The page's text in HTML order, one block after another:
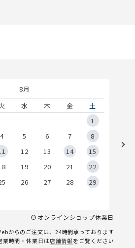
8月
水 木 金
土
1
4 5 6 7
8
12 13 14
15
19 20 21
22
26 27 28
29
オンラインショップ休業日
からのご注文は、24時間承っております
時間・休業日は店舗情報をご覧ください